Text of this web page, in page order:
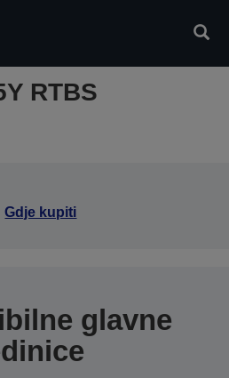
RTBS
Gdje kupiti
glavne